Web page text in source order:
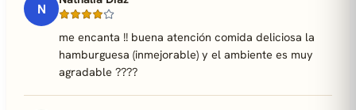
N
me encanta !! buena atención comida deliciosa la
hamburguesa (inmejorable) y el ambiente es muy
agradable ????